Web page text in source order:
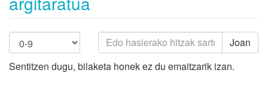
Joan
Sentitzen dugu, bilaketa honek ez du emaitzarik izan.